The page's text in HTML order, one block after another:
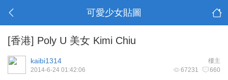
可愛少女貼圖
[香港] Poly U 美女 Kimi Chiu
樓主
kaibi1314
67231 660
2014-6-24 01:42:06